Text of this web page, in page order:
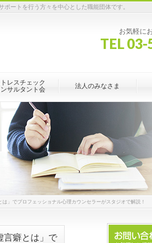
ートを行う方々を中心とした職能団体です。
お気軽に
TEL
トレスチェック
ンサルタント会
法人のみなさま
」でプロフェッショナル心理カウンセラーがスタジオで解説！
言癖とは」で